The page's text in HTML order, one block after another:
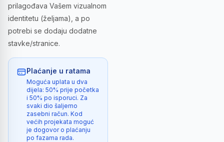
prilagođava Vašem vizualnom
identitetu (željama), a po
potrebi se dodaju dodatne
stavke/stranice.
Plaćanje u ratama
Moguća uplata u dva
dijela: 50% prije početka
i 50% po isporuci. Za
svaki dio šaljemo
zasebni račun. Kod
većih projekata moguć
je dogovor o plaćanju
po fazama rada.